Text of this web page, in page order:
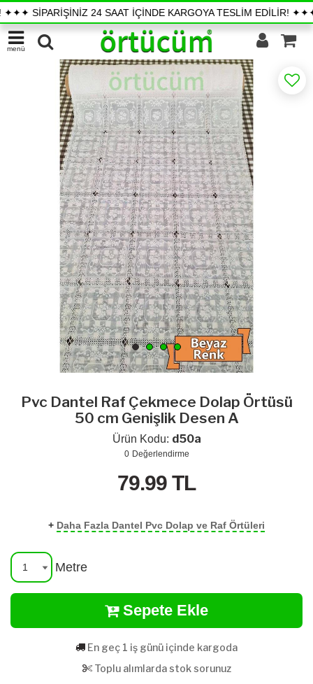
SİPARİŞİNİZ 24 SAAT İÇİNDE KARGOYA TESLİM EDİLİR! ✦✦✦
menü
Pvc Dantel Raf Çekmece Dolap Örtüsü
50 cm Genişlik Desen A
Ürün Kodu: d50a
0 Değerlendirme
79.99 TL
+ Daha Fazla Dantel Pvc Dolap ve Raf Örtüleri
Metre
Sepete Ekle
En geç 1 iş günü içinde kargoda
Toplu alımlarda stok sorunuz